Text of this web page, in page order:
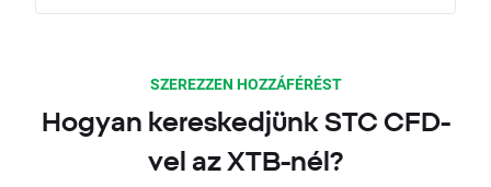
SZEREZZEN HOZZÁFÉRÉST
Hogyan kereskedjünk STC CFD-
vel az XTB-nél?